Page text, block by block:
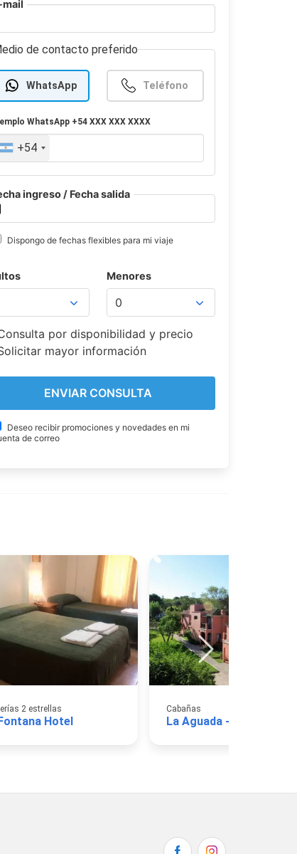
mail
de contacto preferido
WhatsApp Teléfono
WhatsApp +54 XXX XXX XXXX
+54
ingreso / Fecha salida
Dispongo de fechas flexibles para mi viaje
Menores
por disponibilidad y precio
mayor información
Deseo recibir promociones y novedades en mi
de correo
2 estrellas
Hotel
Cabañas
La Aguada - Villa de Mar